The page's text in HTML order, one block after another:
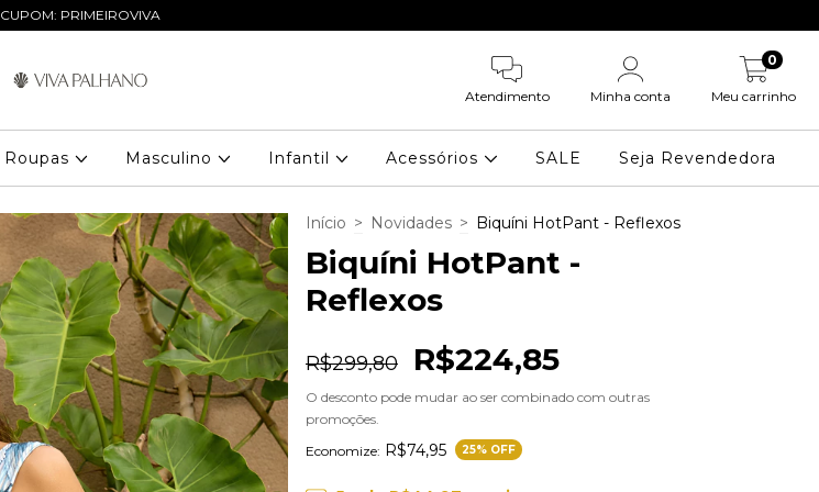
CUPOM: PRIMEIROVIVA
Atendimento Minha conta Meu carrinho
0
Roupas Masculino Infantil Acessórios SALE Seja Revendedora
Início > Novidades > Biquíni HotPant - Reflexos
Biquíni HotPant -
Reflexos
R$299,80 R$224,85
O desconto pode mudar ao ser combinado com outras
promoções.
Economize: R$74,95 25% OFF